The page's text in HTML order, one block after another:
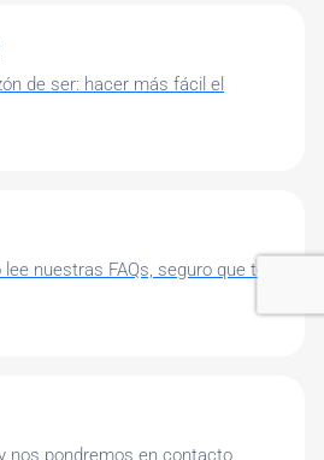
de ser: hacer más fácil el
nuestras FAQs, seguro que te